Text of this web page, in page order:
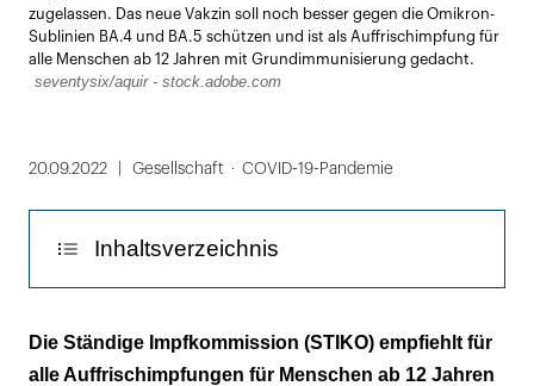
zugelassen. Das neue Vakzin soll noch besser gegen die Omikron-
Sublinien BA.4 und BA.5 schützen und ist als Auffrischimpfung für
alle Menschen ab 12 Jahren mit Grundimmunisierung gedacht.
seventysix/aquir - stock.adobe.com
20.09.2022 Gesellschaft COVID-19-Pandemie
Inhaltsverzeichnis
„Bisherige Impfstoffe können
weiterverwendet werden”
Die Ständige Impfkommission (STIKO) empfiehlt für
alle Auffrischimpfungen für Menschen ab 12 Jahren